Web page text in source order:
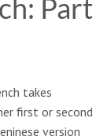
Part
takes
first or second
version